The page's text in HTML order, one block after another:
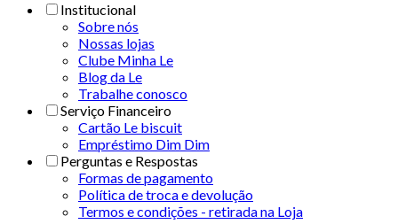
Institucional
Sobre nós
Nossas lojas
Clube Minha Le
Blog da Le
Trabalhe conosco
Serviço Financeiro
Cartão Le biscuit
Empréstimo Dim Dim
Perguntas e Respostas
Formas de pagamento
Política de troca e devolução
Termos e condições - retirada na Loja